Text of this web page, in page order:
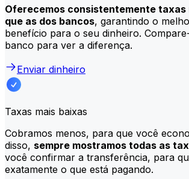
Oferecemos consistentemente taxas
que as dos bancos, garantindo o
benefício para o seu dinheiro.
banco para ver a diferença.
Enviar dinheiro
Taxas mais baixas
Cobramos menos, para que você
disso, sempre mostramos todas as
você confirmar a transferência, para
exatamente o que está pagando.